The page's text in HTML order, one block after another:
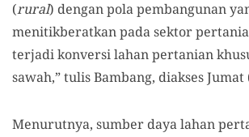
(rural) dengan pola pembangunan
menitikberatkan pada sektor
terjadi konversi lahan pertanian
sawah,” tulis Bambang, diakses Jumat
Menurutnya, sumber daya lahan